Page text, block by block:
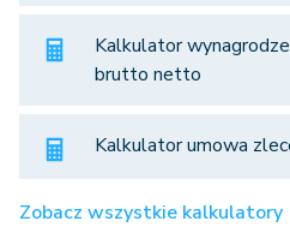
Kalkulator
brutto netto
Kalkulator umowa
Zobacz wszystkie kalkulatory